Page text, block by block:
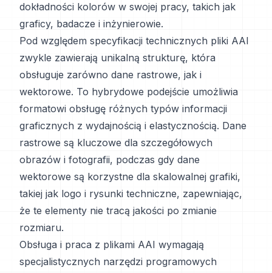
dokładności kolorów w swojej pracy, takich jak
graficy, badacze i inżynierowie.
Pod względem specyfikacji technicznych pliki AAI
zwykle zawierają unikalną strukturę, która
obsługuje zarówno dane rastrowe, jak i
wektorowe. To hybrydowe podejście umożliwia
formatowi obsługę różnych typów informacji
graficznych z wydajnością i elastycznością. Dane
rastrowe są kluczowe dla szczegółowych
obrazów i fotografii, podczas gdy dane
wektorowe są korzystne dla skalowalnej grafiki,
takiej jak logo i rysunki techniczne, zapewniając,
że te elementy nie tracą jakości po zmianie
rozmiaru.
Obsługa i praca z plikami AAI wymagają
specjalistycznych narzędzi programowych